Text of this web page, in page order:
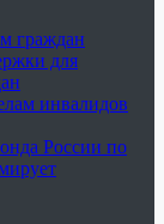
граждан
для
инвалидов
России по